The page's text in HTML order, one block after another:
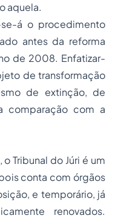
aquela.
á o procedimento
antes da reforma
de 2008. Enfatizar-
de transformação
de extinção, de
comparação com a
do Júri é um
conta com órgãos
e temporário, já
renovados.